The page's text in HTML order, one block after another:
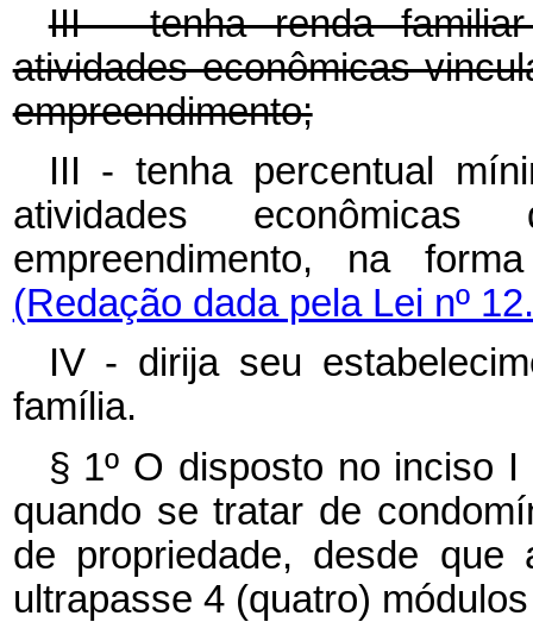
III - tenha renda familiar
atividades econômicas
empreendimento;
III - tenha percentual
atividades
empreendimento, na
(Redação dada pela Lei nº
IV - dirija seu
família.
§ 1º O disposto no inciso
quando se tratar de
de propriedade, desde
ultrapasse 4 (quatro)